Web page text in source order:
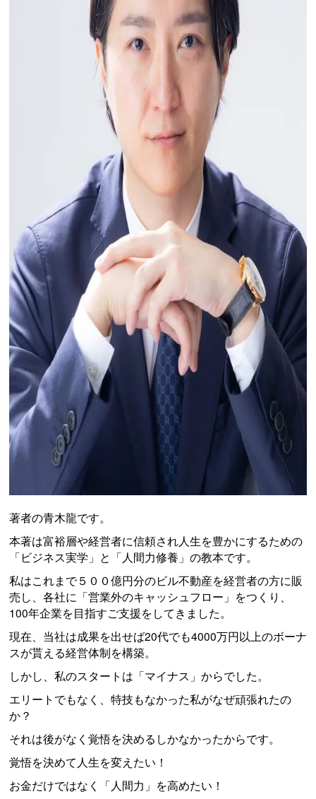
著者の青木龍です。
本著は富裕層や経営者に信頼され人生を豊かにするための
「ビジネス実学」と「人間力修養」の教本です。
私はこれまで５００億円分のビル不動産を経営者の方に販
売し、各社に「営業外のキャッシュフロー」をつくり、
100年企業を目指すご支援をしてきました。
現在、当社は成果を出せば20代でも4000万円以上のボーナ
スが貰える経営体制を構築。
しかし、私のスタートは「マイナス」からでした。
エリートでもなく、特技もなかった私がなぜ頑張れたの
か？
それは後がなく覚悟を決めるしかなかったからです。
覚悟を決めて人生を変えたい！
お金だけではなく「人間力」を高めたい！